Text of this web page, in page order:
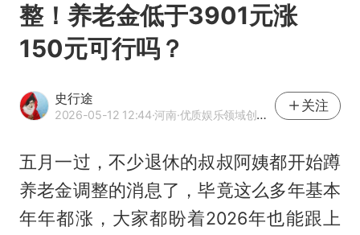
整！养老金低于3901元涨
150元可行吗？
史行途
2026-05-12 12:44·河南·优质娱乐领域创作者
关注
五月一过，不少退休的叔叔阿姨都开始蹲
养老金调整的消息了，毕竟这么多年基本
年年都涨，大家都盼着2026年也能跟上